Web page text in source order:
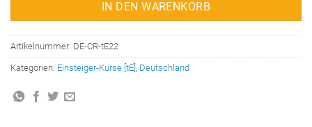
IN DEN WARENKORB
Artikelnummer: DE-CR-tE22
Kategorien: Einsteiger-Kurse [tE] Deutschland